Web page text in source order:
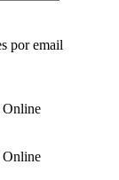
por email